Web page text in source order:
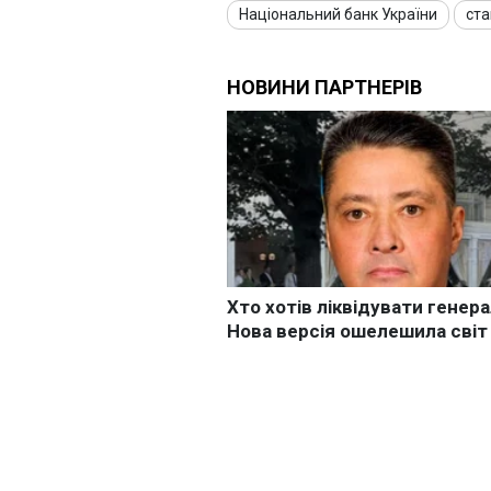
Національний банк України